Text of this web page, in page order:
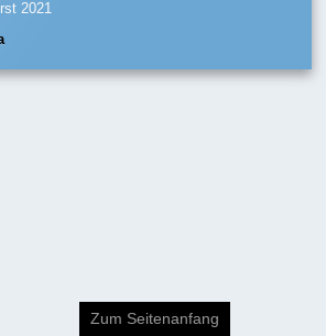
2021
Zum Seitenanfang